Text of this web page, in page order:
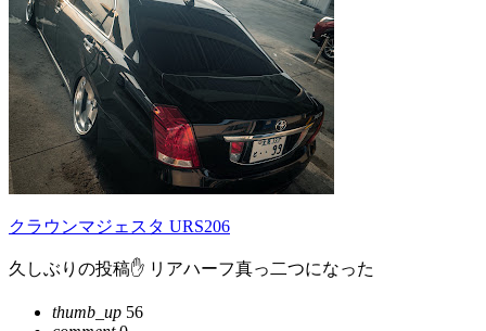
クラウンマジェスタ URS206
久しぶりの投稿✋ リアハーフ真っ二つになった
thumb_up 56